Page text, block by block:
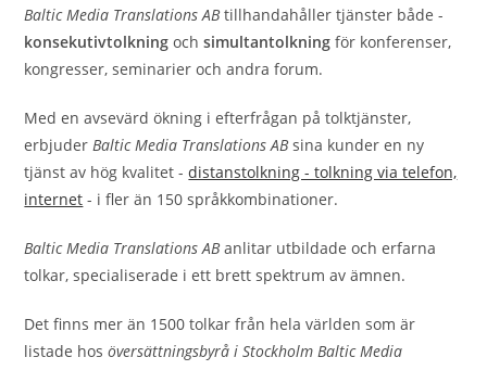
Baltic Media Translations ABtillhandahåller tjänster både -
konsekutivtolkningoch simultantolkningför konferenser,
kongresser, seminarier och andra forum.
Med en avsevärd ökning i efterfrågan på tolktjänster,
erbjuder Baltic Media Translations ABsina kunder en ny
tjänst av hög kvalitet -distanstolkning - tolkning via telefon,
internet - i fler än 150 språkkombinationer.
Baltic Media Translations ABanlitar utbildade och erfarna
tolkar, specialiserade i ett brett spektrum av ämnen.
Det finns mer än 1500 tolkar från hela världen som är
listade hosöversättningsbyrå i Stockholm Baltic Media